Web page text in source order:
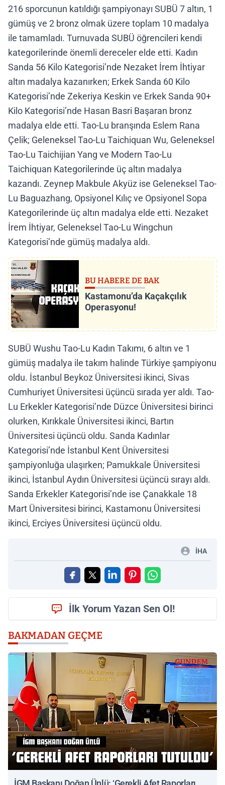
216 sporcunun katıldığı şampiyonayı SUBÜ 7 altın, 1
gümüş ve 2 bronz olmak üzere toplam 10 madalya
ile tamamladı. Turnuvada SUBÜ öğrencileri kendi
kategorilerinde önemli dereceler elde etti. Kadın
Sanda 56 Kilo Kategorisi’nde Nezaket İrem İhtiyar
altın madalya kazanırken; Erkek Sanda 60 Kilo
Kategorisi’nde Zekeriya Keskin ve Erkek Sanda 90+
Kilo Kategorisi’nde Hasan Basri Başaran bronz
madalya elde etti. Tao-Lu branşında Eslem Rana
Çelik; Geleneksel Tao-Lu Taichiquan Wu, Geleneksel
Tao-Lu Taichijian Yang ve Modern Tao-Lu
Taichiquan Kategorilerinde üç altın madalya
kazandı. Zeynep Makbule Akyüz ise Geleneksel Tao-
Lu Baguazhang, Opsiyonel Kılıç ve Opsiyonel Sopa
Kategorilerinde üç altın madalya elde etti. Nezaket
İrem İhtiyar, Geleneksel Tao-Lu Wingchun
Kategorisi’nde gümüş madalya aldı.
BU HABERE DE BAK
Kastamonu’da Kaçakçılık
Operasyonu!
SUBÜ Wushu Tao-Lu Kadın Takımı, 6 altın ve 1
gümüş madalya ile takım halinde Türkiye şampiyonu
oldu. İstanbul Beykoz Üniversitesi ikinci, Sivas
Cumhuriyet Üniversitesi üçüncü sırada yer aldı. Tao-
Lu Erkekler Kategorisi’nde Düzce Üniversitesi birinci
olurken, Kırıkkale Üniversitesi ikinci, Bartın
Üniversitesi üçüncü oldu. Sanda Kadınlar
Kategorisi’nde İstanbul Kent Üniversitesi
şampiyonluğa ulaşırken; Pamukkale Üniversitesi
ikinci, İstanbul Aydın Üniversitesi üçüncü sırayı aldı.
Sanda Erkekler Kategorisi’nde ise Çanakkale 18
Mart Üniversitesi birinci, Kastamonu Üniversitesi
ikinci, Erciyes Üniversitesi üçüncü oldu.
İHA
İlk Yorum Yazan Sen Ol!
BAKMADAN GEÇME